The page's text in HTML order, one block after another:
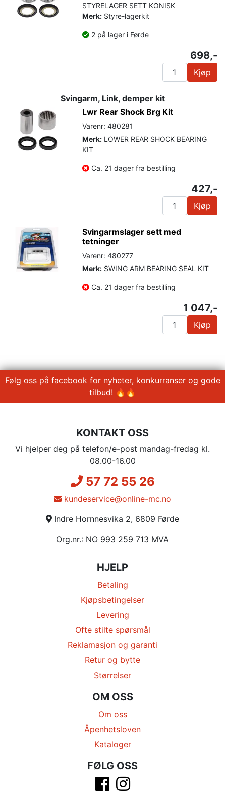
STYRELAGER SETT KONISK
Merk: Styre-lagerkit
2 på lager i Førde
698,-
Kjøp
Svingarm, Link, demper kit
Lwr Rear Shock Brg Kit
Varenr: 480281
Merk: LOWER REAR SHOCK BEARING
KIT
Ca. 21 dager fra bestilling
427,-
Kjøp
Svingarmslager sett med
tetninger
Varenr: 480277
Merk: SWING ARM BEARING SEAL KIT
Ca. 21 dager fra bestilling
1 047,-
Kjøp
Følg oss på facebook for nyheter, konkurranser og gode
tilbud! 🔥🔥
KONTAKT OSS
Vi hjelper deg på telefon/e-post mandag-fredag kl.
08.00-16.00
57 72 55 26
kundeservice@online-mc.no
Indre Hornnesvika 2, 6809 Førde
Org.nr.: NO 993 259 713 MVA
HJELP
Betaling
Kjøpsbetingelser
Levering
Ofte stilte spørsmål
Reklamasjon og garanti
Retur og bytte
Størrelser
OM OSS
Om oss
Åpenhetsloven
Kataloger
FØLG OSS